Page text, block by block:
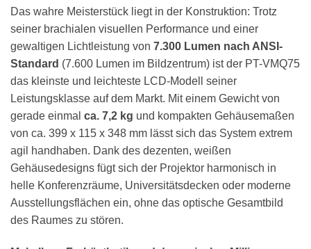
Das wahre Meisterstück liegt in der Konstruktion: Trotz
seiner brachialen visuellen Performance und einer
gewaltigen Lichtleistung von 7.300 Lumen nach ANSI-
Standard (7.600 Lumen im Bildzentrum) ist der PT-VMQ75
das kleinste und leichteste LCD-Modell seiner
Leistungsklasse auf dem Markt. Mit einem Gewicht von
gerade einmal ca. 7,2 kg und kompakten Gehäusemaßen
von ca. 399 x 115 x 348 mm lässt sich das System extrem
agil handhaben. Dank des dezenten, weißen
Gehäusedesigns fügt sich der Projektor harmonisch in
helle Konferenzräume, Universitätsdecken oder moderne
Ausstellungsflächen ein, ohne das optische Gesamtbild
des Raumes zu stören.